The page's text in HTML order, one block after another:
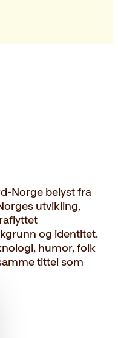
Norge belyst fra
utvikling,
og identitet.
humor, folk
tittel som